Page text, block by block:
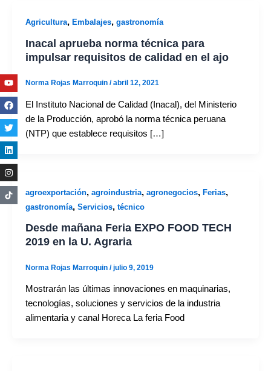
Agricultura, Embalajes, gastronomía
Inacal aprueba norma técnica para
impulsar requisitos de calidad en el ajo
Norma Rojas Marroquin /abril 12, 2021
El Instituto Nacional de Calidad (Inacal), del Ministerio
de la Producción, aprobó la norma técnica peruana
(NTP) que establece requisitos […]
agroexportación, agroindustria, agronegocios, Ferias,
gastronomía, Servicios, técnico
Desde mañana Feria EXPO FOOD TECH
2019 en la U. Agraria
Norma Rojas Marroquin /julio 9, 2019
Mostrarán las últimas innovaciones en maquinarias,
tecnologías, soluciones y servicios de la industria
alimentaria y canal Horeca La feria Food
Youtube
Facebook
Twitter
Linkedin
Instagram